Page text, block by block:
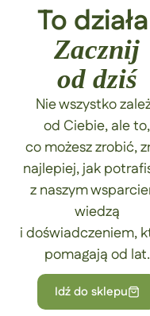
To
Zacznij
od dziś
Nie wszystko
od Ciebie, ale to,
co możesz zrobić,
najlepiej, jak
z naszym
wiedzą
i doświadczeniem,
pomagają od lat.
Idź do sklepu